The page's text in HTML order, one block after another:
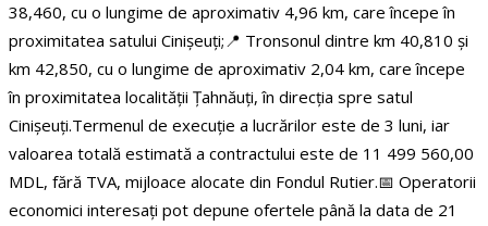
38,460, cu o lungime de aproximativ 4,96 km, care începe în
proximitatea satului Cinișeuți;📍 Tronsonul dintre km 40,810 și
km 42,850, cu o lungime de aproximativ 2,04 km, care începe
în proximitatea localității Țahnăuți, în direcția spre satul
Cinișeuți.Termenul de execuție a lucrărilor este de 3 luni, iar
valoarea totală estimată a contractului este de 11 499 560,00
MDL, fără TVA, mijloace alocate din Fondul Rutier.📅 Operatorii
economici interesați pot depune ofertele până la data de 21